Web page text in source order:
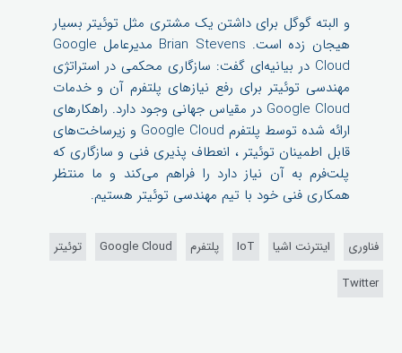
و البته گوگل برای داشتن یک مشتری مثل توئیتر بسیار
هیجان زده است. Brian Stevens مدیرعامل Google
Cloud در بیانیه‌ای گفت: سازگاری محکمی در استراتژی
مهندسی توئیتر برای رفع نیازهای پلتفرم آن و خدمات
Google Cloud در مقیاس جهانی وجود دارد. راهکارهای
ارائه شده توسط پلتفرم Google Cloud و زیرساخت‌های
قابل اطمینان توئیتر ، انعطاف پذیری فنی و سازگاری که
پلت‌فرم به آن نیاز دارد را فراهم می‌کند و ما منتظر
همکاری فنی خود با تیم مهندسی توئیتر هستیم.
فناوری اینترنت اشیا IoT پلتفرم Google Cloud
توئیتر
Twitter